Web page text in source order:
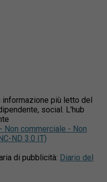
più letto del
social. L'hub
Non commerciale - Non
ND 3.0 IT)
di pubblicità: Diario del